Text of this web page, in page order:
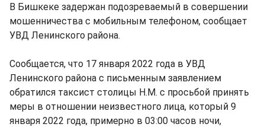
В Бишкеке задержан подозреваемый в совершении
мошенничества с мобильным телефоном, сообщает
УВД Ленинского района.
Сообщается, что 17 января 2022 года в УВД
Ленинского района с письменным заявлением
обратился таксист столицы Н.М. с просьбой принять
меры в отношении неизвестного лица, который 9
января 2022 года, примерно в 03:00 часов ночи,